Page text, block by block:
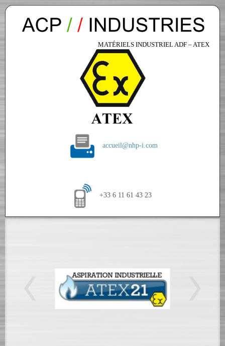
MATÉRIELS INDUSTRIEL ADF – ATEX
accueil@nhp-i.com
+33 6 11 61 43 23